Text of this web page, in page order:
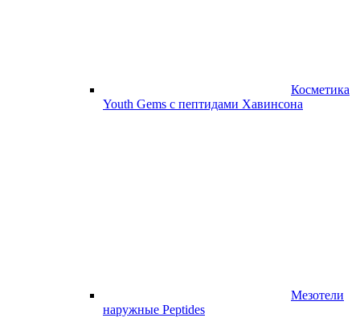
Косметика
Youth Gems с пептидами Хавинсона
Мезотели
наружные Peptides